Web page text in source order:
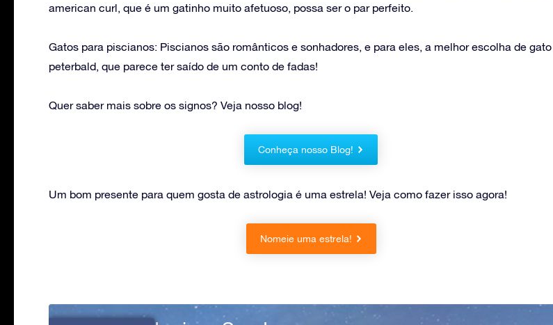
american curl, que é um gatinho muito afetuoso, possa ser o par perfeito.
Gatos para piscianos: Piscianos são românticos e sonhadores, e para eles, a melhor escolha de
peterbald, que parece ter saído de um conto de fadas!
Quer saber mais sobre os signos? Veja nosso blog!
Conheça nosso Blog!
Um bom presente para quem gosta de astrologia é uma estrela! Veja como fazer isso agora!
Nomeie uma estrela!